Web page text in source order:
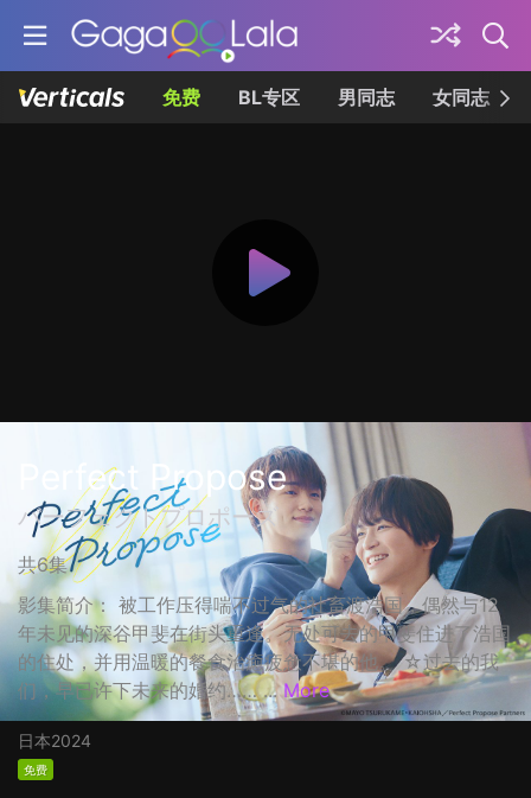
免费 BL专区 男同志 女同志
Perfect Propose
パーフェクトプロポーズ
共6集
影集简介： 被工作压得喘不过气的社畜渡浩国，偶然与12
年未见的深谷甲斐在街头重逢。无处可去的甲斐住进了浩国
的住处，并用温暖的餐食治癒疲惫不堪的他。 ☆过去的我
们，早已许下未来的婚约…… ... More
日本2024
免费